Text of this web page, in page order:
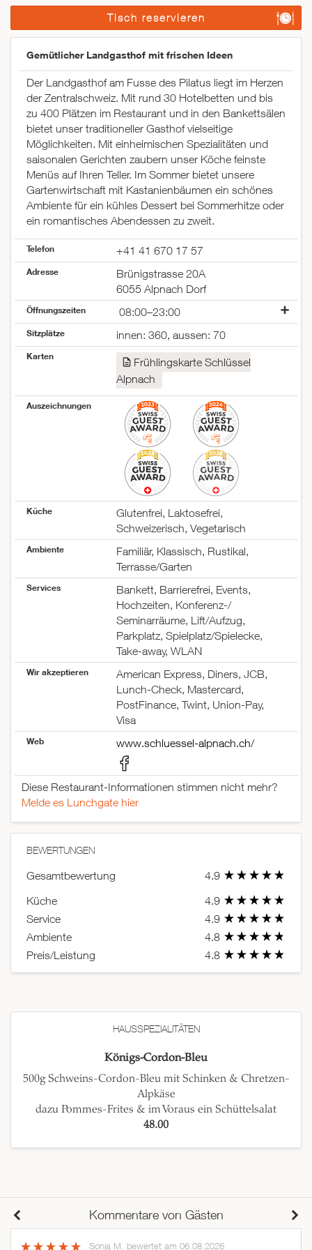
Tisch reservieren
Gemütlicher Landgasthof mit frischen Ideen
Der Landgasthof am Fusse des Pilatus liegt im Herzen
der Zentralschweiz. Mit rund 30 Hotelbetten und bis
zu 400 Plätzen im Restaurant und in den Bankettsälen
bietet unser traditioneller Gasthof vielseitige
Möglichkeiten. Mit einheimischen Spezialitäten und
saisonalen Gerichten zaubern unser Köche feinste
Menüs auf Ihren Teller. Im Sommer bietet unsere
Gartenwirtschaft mit Kastanienbäumen ein schönes
Ambiente für ein kühles Dessert bei Sommerhitze oder
ein romantisches Abendessen zu zweit.
Telefon +41 41 670 17 57
Adresse
Brünigstrasse 20A
6055 Alpnach Dorf
Öffnungszeiten
08:00–23:00
Montag
Mittwoch
Samstag
08:00–23:00
08:00–23:00
08:00–23:00
08:00–23:00
08:00–23:00
08:00–23:00
08:00–23:00
Sitzplätze innen: 360, aussen: 70
Karten
Frühlingskarte Schlüssel
Alpnach
Auszeichnungen
Küche
Glutenfrei, Laktosefrei,
Schweizerisch, Vegetarisch
Ambiente
Familiär, Klassisch, Rustikal,
Terrasse/Garten
Services
Bankett, Barrierefrei, Events,
Hochzeiten, Konferenz-/
Seminarräume, Lift/Aufzug,
Parkplatz, Spielplatz/Spielecke,
Take-away, WLAN
Wir akzeptieren
American Express, Diners, JCB,
Lunch-Check, Mastercard,
PostFinance, Twint, Union-Pay,
Visa
Web www.schluessel-alpnach.ch/
Diese Restaurant-Informationen stimmen nicht mehr?
Melde es Lunchgate hier
BEWERTUNGEN
Gesamtbewertung
4.9
Küche
4.9
Service
4.9
Ambiente
4.8
Preis/Leistung
4.8
HAUSSPEZIALITÄTEN
Königs-Cordon-Bleu
500g Schweins-Cordon-Bleu mit Schinken & Chretzen-
Alpkäse
dazu Pommes-Frites & im Voraus ein Schüttelsalat
48.00
Kommentare von Gästen
Sonja M. bewertet am 06.08.2026